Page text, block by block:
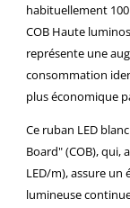
habituellement
COB Haute
représente une
consommation
plus économique
Ce ruban LED
Board" (COB), qui,
LED/m), assure
lumineuse